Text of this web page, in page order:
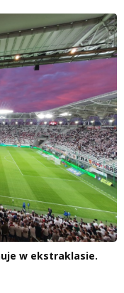
w ekstraklasie.